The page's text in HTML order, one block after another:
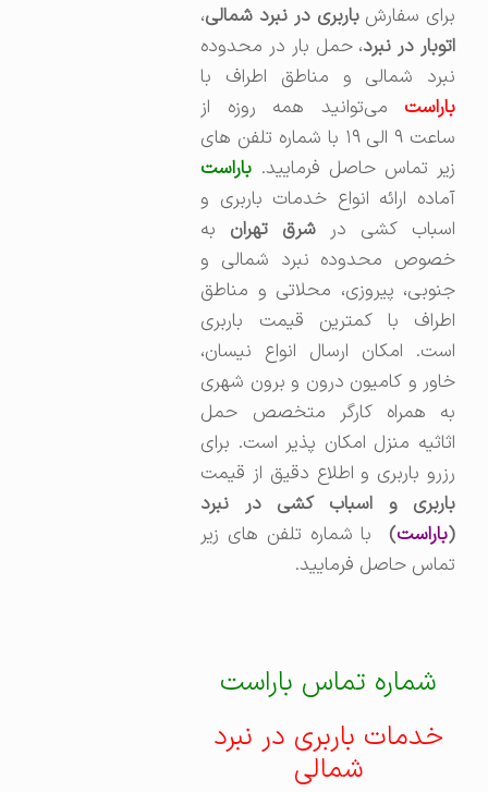
برای سفارشباربری در نبرد شمالی،‌
اتوبار در نبرد ، حمل بار در محدوده
نبرد شمالی و مناطق اطراف با
باراستمی‌توانید همه روزه از
ساعت ۹ الی ۱۹ با شماره تلفن های
زیر تماس حاصل فرمایید.باراست
آماده ارائه انواع خدمات باربری و
اسباب کشی در شرق تهرانبه
خصوص محدوده نبرد شمالی و
جنوبی، پیروزی، محلاتی و مناطق
اطراف با کمترین قیمت باربری
است. امکان ارسال انواع نیسان،
خاور و کامیون درون و برون شهری
به همراه کارگر متخصص حمل
اثاثیه منزل امکان پذیر است. برای
رزرو باربری و اطلاع دقیق از قیمت
باربری و اسباب کشی در نبرد
باراست)با شماره تلفن های زیر
تماس حاصل فرمایید.
شماره تماس باراست
خدمات باربری در نبرد
شمالی